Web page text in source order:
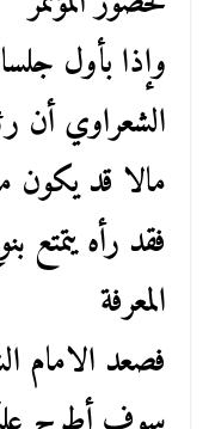
وإذا بأول
الشعراوي أن
مالا قد يكون
فقد رأه يتمتع
المعرفة
فصعد الامام